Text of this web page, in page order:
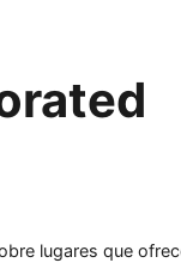
lugares que